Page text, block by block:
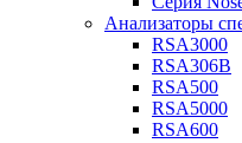
Анализаторы
RSA3000
RSA306B
RSA500
RSA5000
RSA600